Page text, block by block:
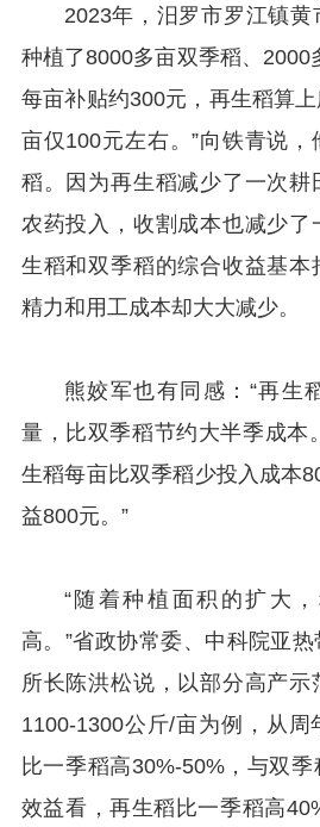
2023年，汨罗市罗江镇
种植了8000多亩双季稻、2000
每亩补贴约300元，再生稻算
亩仅100元左右。”向铁青说
稻。因为再生稻减少了一次耕
农药投入，收割成本也减少了
生稻和双季稻的综合收益基本
精力和用工成本却大大减少。
熊姣军也有同感：“再生
量，比双季稻节约大半季成本
生稻每亩比双季稻少投入成本
益800元。”
“随着种植面积的扩大
高。”省政协常委、中科院亚
所长陈洪松说，以部分高产
1100-1300公斤/亩为例，从周
比一季稻高30%-50%，与双
效益看，再生稻比一季稻高